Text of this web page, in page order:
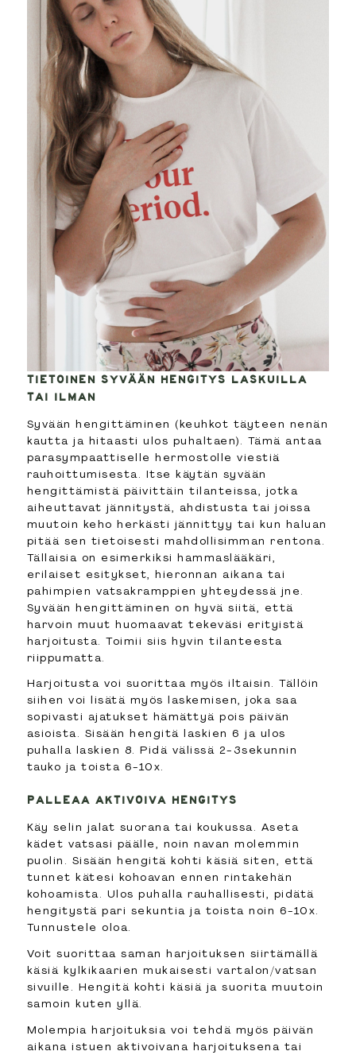
TIETOINEN SYVÄÄN HENGITYS LASKUILLA
TAI ILMAN
Syvään hengittäminen (keuhkot täyteen nenän
kautta ja hitaasti ulos puhaltaen). Tämä antaa
parasympaattiselle hermostolle viestiä
rauhoittumisesta. Itse käytän syvään
hengittämistä päivittäin tilanteissa, jotka
aiheuttavat jännitystä, ahdistusta tai joissa
muutoin keho herkästi jännittyy tai kun haluan
pitää sen tietoisesti mahdollisimman rentona.
Tällaisia on esimerkiksi hammaslääkäri,
erilaiset esitykset, hieronnan aikana tai
pahimpien vatsakramppien yhteydessä jne.
Syvään hengittäminen on hyvä siitä, että
harvoin muut huomaavat tekeväsi erityistä
harjoitusta. Toimii siis hyvin tilanteesta
riippumatta.
Harjoitusta voi suorittaa myös iltaisin. Tällöin
siihen voi lisätä myös laskemisen, joka saa
sopivasti ajatukset hämättyä pois päivän
asioista. Sisään hengitä laskien 6 ja ulos
puhalla laskien 8. Pidä välissä 2-3sekunnin
tauko ja toista 6-10x.
PALLEAA AKTIVOIVA HENGITYS
Käy selin jalat suorana tai koukussa. Aseta
kädet vatsasi päälle, noin navan molemmin
puolin. Sisään hengitä kohti käsiä siten, että
tunnet kätesi kohoavan ennen rintakehän
kohoamista. Ulos puhalla rauhallisesti, pidätä
hengitystä pari sekuntia ja toista noin 6-10x.
Tunnustele oloa.
Voit suorittaa saman harjoituksen siirtämällä
käsiä kylkikaarien mukaisesti vartalon/vatsan
sivuille. Hengitä kohti käsiä ja suorita muutoin
samoin kuten yllä.
Molempia harjoituksia voi tehdä myös päivän
aikana istuen aktivoivana harjoituksena tai